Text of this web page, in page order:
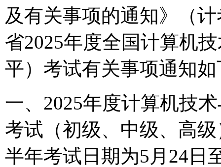
及有关事项的通知》（
省2025年度全国计算机
平）考试有关事项通知
一、2025年度计算机技
考试（初级、中级、高
半年考试日期为5月24日